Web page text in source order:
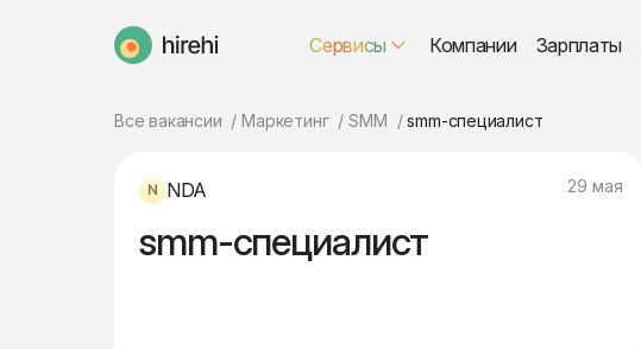
HireHi Сервисы Компании Зарплаты
Все вакансии Маркетинг SMM smm-специалист
NDA 29 мая
smm-специалист